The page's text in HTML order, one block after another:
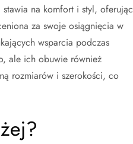
na komfort i styl, oferując
za swoje osiągnięcia w
wsparcia podczas
ale ich obuwie również
rozmiarów i szerokości, co